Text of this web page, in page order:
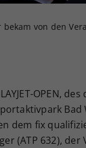
von den
OPEN,
dem fix
(ATP 632),